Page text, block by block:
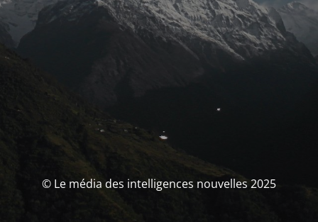
© Le média des intelligences nouvelles 2025